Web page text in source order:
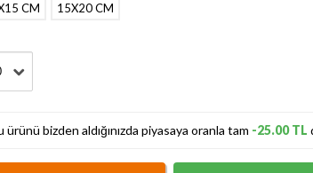
CM 15X20 CM
ürünü bizden aldığınızda piyasaya oranla tam -25.00 TL